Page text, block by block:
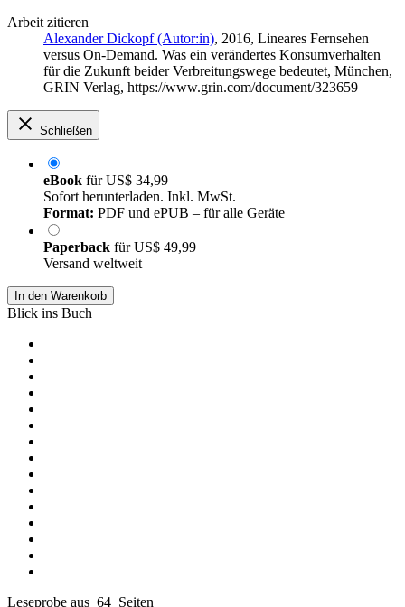
Arbeit zitieren
Alexander Dickopf (Autor:in), 2016, Lineares Fernsehen
versus On-Demand. Was ein verändertes Konsumverhalten
für die Zukunft beider Verbreitungswege bedeutet, München,
GRIN Verlag, https://www.grin.com/document/323659
Schließen
eBook fürUS$ 34,99
Sofort herunterladen. Inkl. MwSt.
Format: PDF und ePUB – für alle Geräte
Paperback fürUS$ 49,99
Versand weltweit
In den Warenkorb
Blick ins Buch
Leseprobe aus 64 Seiten